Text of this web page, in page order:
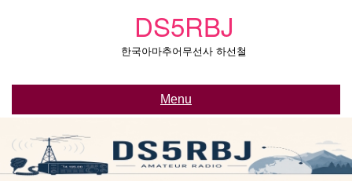
DS5RBJ
한국아마추어무선사 하선철
Menu